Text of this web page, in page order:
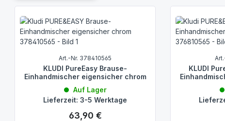
Art.-Nr. 378410565
KLUDI PureEasy Brause-
Einhandmischer eigensicher chrom
Auf Lager
Lieferzeit: 3-5 Werktage
Regulärer Preis:
63,90 €
KLUDI